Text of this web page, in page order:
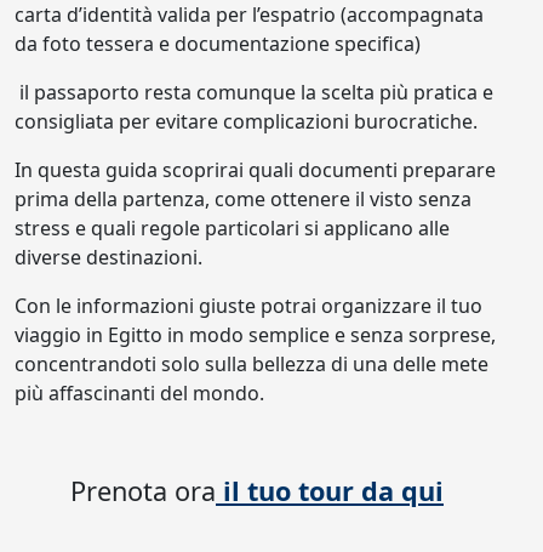
carta d’identità valida per l’espatrio (accompagnata
da foto tessera e documentazione specifica)
il passaporto resta comunque la scelta più pratica e
consigliata per evitare complicazioni burocratiche.
In questa guida scoprirai quali documenti preparare
prima della partenza, come ottenere il visto senza
stress e quali regole particolari si applicano alle
diverse destinazioni.
Con le informazioni giuste potrai organizzare il tuo
viaggio in Egitto in modo semplice e senza sorprese,
concentrandoti solo sulla bellezza di una delle mete
più affascinanti del mondo.
Prenota ora il tuo tour da qui